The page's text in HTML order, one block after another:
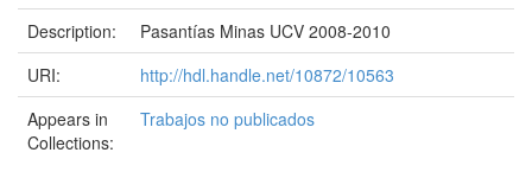
Description:
Pasantías Minas UCV 2008-2010
URI:
http://hdl.handle.net/10872/10563
Appears in
Collections:
Trabajos no publicados